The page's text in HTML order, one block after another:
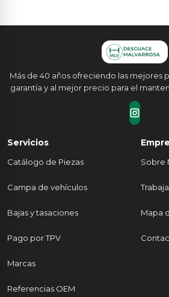
Más de 40 años ofreciendo las mejores
garantía y al mejor precio para el
Servicios
Catálogo de Piezas
Campa de vehículos
Bajas y tasaciones
Pago por TPV
Marcas
Referencias OEM
Sobre
Mapa